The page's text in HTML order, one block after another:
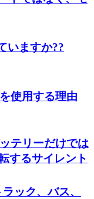
いますか??
使用する理由
テリーだけでは
するサイレント
ック、バス、